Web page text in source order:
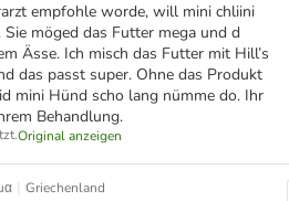
empfohle worde, will mini chliini
möged das Futter mega und d
Ässe. Ich misch das Futter mit Hill’s
das passt super. Ohne das Produkt
mini Hünd scho lang nümme do. Ihr
Behandlung.
Original anzeigen
| Griechenland